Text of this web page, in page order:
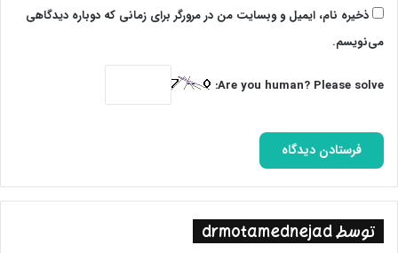
شبکه‌هایی که به مردم ایران، نسخه آزادی و کرامت انسانی
می‌پیچند، حالا فساد اخلاقی این شبکه‌ها در لابه‌لای بایکوت و
سانسور، درز کرده و نشان داده‌اند این روزها درگیر فساد جنسی در
بین کارکنان خود شده‌اند.
ذخیره نام، ایمیل و وبسایت من در مرورگر برای زمانی که دوباره دیدگاهی
می‌نویسم.
Are you human? Please solve:
توسط drmotamednejad